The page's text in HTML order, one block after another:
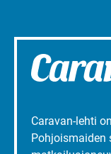
Caravan-lehti
Pohjoismaiden